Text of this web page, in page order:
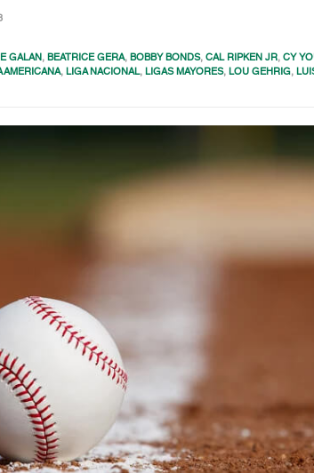
GALAN , BEATRICE GERA, BOBBY BONDS,CAL RIPKEN JR,CY
AMERICANA, LIGA NACIONAL, LIGAS MAYORES, LOU GEHRIG,